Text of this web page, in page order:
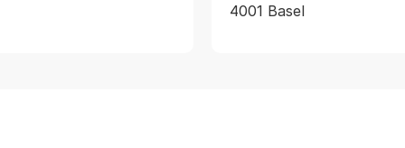
4001 Basel